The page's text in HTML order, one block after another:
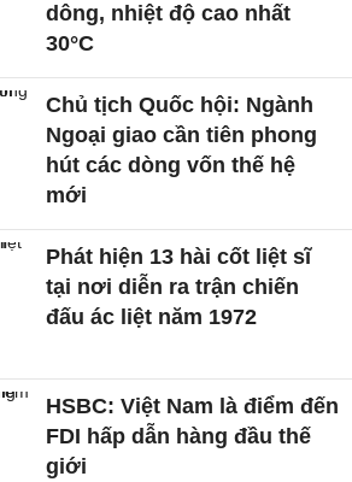
dông, nhiệt độ cao nhất
30°C
Chủ tịch Quốc hội: Ngành
Ngoại giao cần tiên phong
hút các dòng vốn thế hệ
mới
Phát hiện 13 hài cốt liệt sĩ
tại nơi diễn ra trận chiến
đấu ác liệt năm 1972
HSBC: Việt Nam là điểm đến
FDI hấp dẫn hàng đầu thế
giới